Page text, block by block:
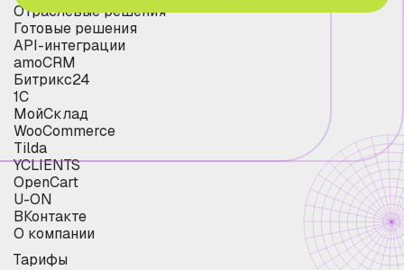
Отраслевые решения
Готовые решения
API-интеграции
amoCRM
Битрикс24
1С
МойСклад
WooCommerce
Tilda
YCLIENTS
OpenCart
U-ON
ВКонтакте
О компании
Тарифы